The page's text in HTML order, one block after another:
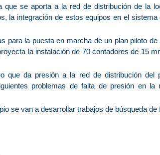
se aporta a la red de distribución de la
la integración de estos equipos en el
la puesta en marcha de un plan piloto
la instalación de 70 contadores de 15
que da presión a la red de distribución del
problemas de falta de presión en
se van a desarrollar trabajos de búsqueda